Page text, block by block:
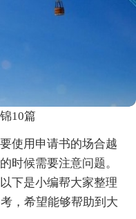
10篇
使用申请书的场合越
时候需要注意问题。
下是小编帮大家整理
，希望能够帮助到大